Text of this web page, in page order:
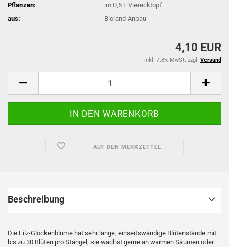
Pflanzen:
im 0,5 L Vierecktopf
aus:
Bioland-Anbau
4,10 EUR
inkl. 7.8% MwSt. zzgl. Versand
AUF DEN MERKZETTEL
Beschreibung
Die Filz-Glockenblume hat sehr lange, einseitswändige Blütenstände mit
bis zu 30 Blüten pro Stängel, sie wächst gerne an warmen Säumen oder